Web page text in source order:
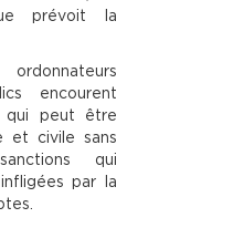
prévoit la
encourent
qui peut être
et civile sans
qui
par la